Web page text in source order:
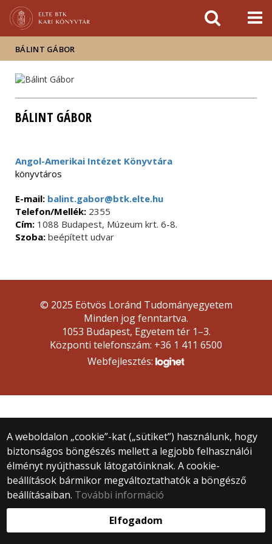
sajtóban
BÁLINT GÁBOR
BÁLINT GÁBOR
Angol-Amerikai Intézet Könyvtára
könyvtáros
E-mail: balint.gabor@btk.elte.hu
Telefon/Mellék: 2355
Cím: 1088 Budapest, Múzeum krt. 6-8.
Szoba: beépített udvar
A weboldalon „cookie”-kat („sütiket”) használunk, hogy
biztonságos böngészés mellett a legjobb felhasználói
élményt nyújthassuk látogatóinknak. A cookie-
beállítások bármikor megváltoztathatók a böngésző
beállításaiban. További információ
Elfogadom
© 2025 Eötvös Loránd Tudományegyetem
Minden jog fenntartva.
1053 Budapest, Egyetem tér 1–3.
Központi telefonszám: +36 1 411 6500
Webfejlesztés: